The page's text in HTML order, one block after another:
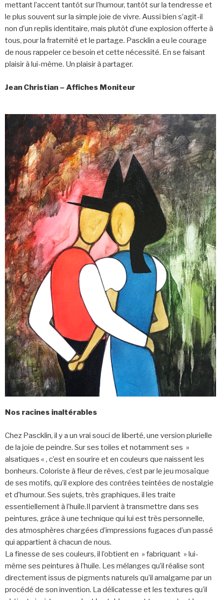
mettant l’accent tantôt sur l’humour, tantôt sur la tendresse et
le plus souvent sur la simple joie de vivre. Aussi bien s’agit-il
non d’un replis identitaire, mais plutôt d’une explosion offerte à
tous, pour la fraternité et le partage. Pascklin a eu le courage
de nous rappeler ce besoin et cette nécessité. En se faisant
plaisir à lui-même. Un plaisir à partager.
Jean Christian – Affiches Moniteur
Nos racines inaltérables
Chez Pascklin, il y a un vrai souci de liberté, une version plurielle
de la joie de peindre. Sur ses toiles et notamment ses »
alsatiques « , c’est en sourire et en couleurs que naissent les
bonheurs. Coloriste à fleur de rêves, c’est par le jeu mosaïque
de ses motifs, qu’il explore des contrées teintées de nostalgie
et d’humour. Ses sujets, très graphiques, il les traite
essentiellement à l’huile.Il parvient à transmettre dans ses
peintures, grâce à une technique qui lui est très personnelle,
des atmosphères chargées d’impressions fugaces d’un passé
qui appartient à chacun de nous.
La finesse de ses couleurs, il l’obtient en » fabriquant » lui-
même ses peintures à l’huile. Les mélanges qu’il réalise sont
directement issus de pigments naturels qu’il amalgame par un
procédé de son invention. La délicatesse et les textures qu’il